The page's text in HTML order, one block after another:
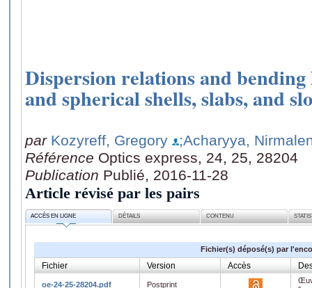
Dispersion relations and
and spherical shells, slabs, and
par Kozyreff, Gregory
;Acharyya,
Référence Optics express, 24, 25, 28204
Publication Publié, 2016-11-28
Article révisé par les pairs
ACCÈS EN LIGNE DÉTAILS CONTENU
Fichier(s) déposé(s) par
Fichier Version Accès
oe-24-25-28204.pdf Postprint